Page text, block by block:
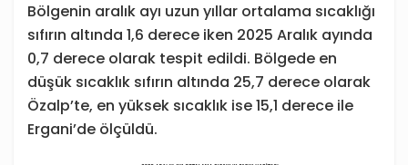
Bölgenin aralık ayı uzun yıllar ortalama sıcaklığı
sıfırın altında 1,6 derece iken 2025 Aralık ayında
0,7 derece olarak tespit edildi. Bölgede en
düşük sıcaklık sıfırın altında 25,7 derece olarak
Özalp’te, en yüksek sıcaklık ise 15,1 derece ile
Ergani’de ölçüldü.